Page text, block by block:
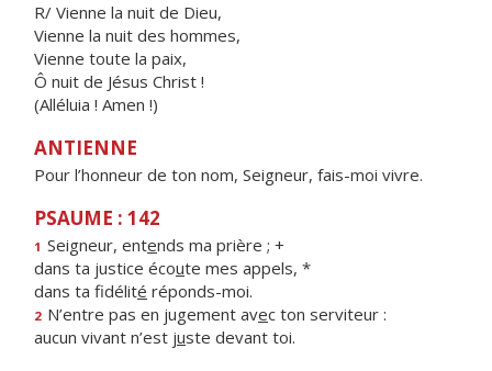
R/ Vienne la nuit de Dieu,
Vienne la nuit des hommes,
Vienne toute la paix,
Ô nuit de Jésus Christ !
(Alléluia ! Amen !)
ANTIENNE
Pour l’honneur de ton nom, Seigneur, fais-moi vivre.
PSAUME : 142
1 Seigneur, entends ma prière ; +
dans ta justice écoute mes appels, *
dans ta fidélité réponds-moi.
2 N’entre pas en jugement avec ton serviteur :
aucun vivant n’est juste devant toi.